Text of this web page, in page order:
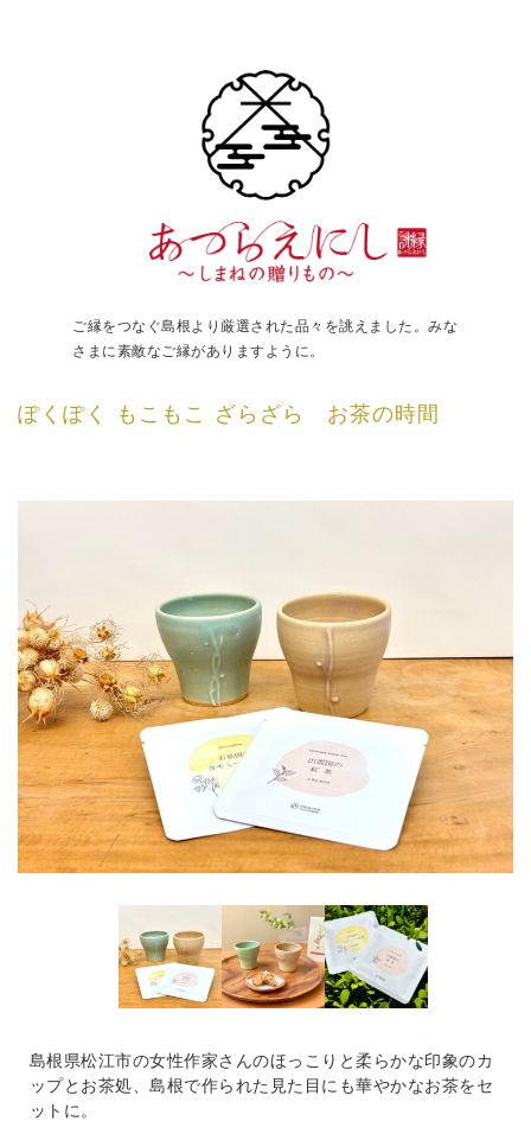
ご縁をつなぐ島根より厳選された品々を誂えました。みな
さまに素敵なご縁がありますように。
ぽくぽく もこもこ ざらざら お茶の時間
島根県松江市の女性作家さんのほっこりと柔らかな印象のカ
ップとお茶処、島根で作られた見た目にも華やかなお茶をセ
ットに。